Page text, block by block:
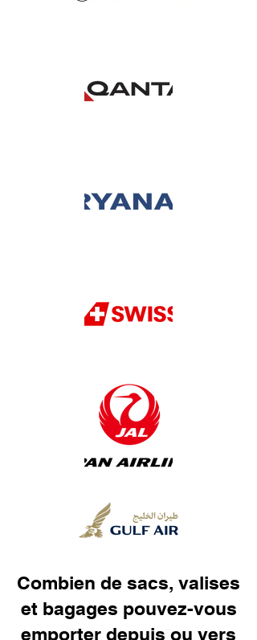
Combien de sacs, valises
et bagages pouvez-vous
emporter depuis ou vers